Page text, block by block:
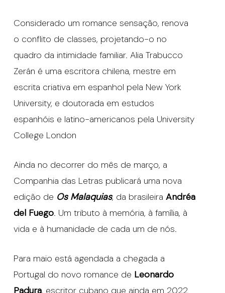
Considerado um romance sensação, renova
o conflito de classes, projetando-o no
quadro da intimidade familiar. Alia Trabucco
Zerán é uma escritora chilena, mestre em
escrita criativa em espanhol pela New York
University, e doutorada em estudos
espanhóis e latino-americanos pela University
College London
Ainda no decorrer do mês de março, a
Companhia das Letras publicará uma nova
edição de Os Malaquias, da brasileira Andréa
del Fuego. Um tributo à memória, à família, à
vida e à humanidade de cada um de nós.
Para maio está agendada a chegada a
Portugal do novo romance de Leonardo
Padura, escritor cubano que ainda em 2022